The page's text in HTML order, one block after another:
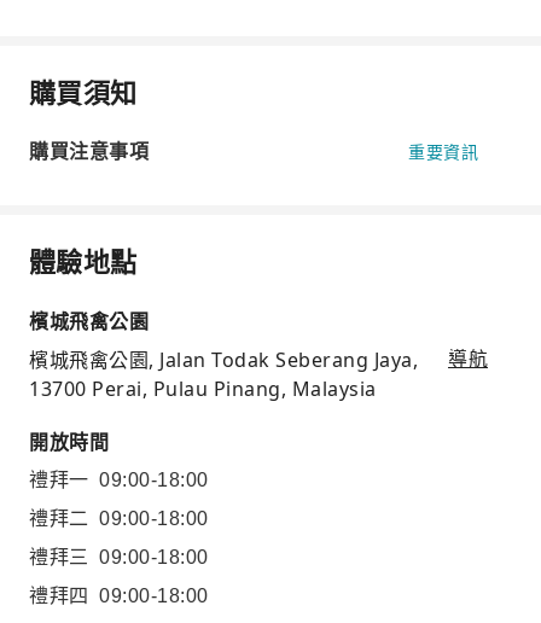
購買須知
購買注意事項 重要資訊
體驗地點
檳城飛禽公園
檳城飛禽公園, Jalan Todak Seberang Jaya,
13700 Perai, Pulau Pinang, Malaysia
導航
開放時間
禮拜一 09:00-18:00
禮拜二 09:00-18:00
禮拜三
09:00-18:00
禮拜四
09:00-18:00